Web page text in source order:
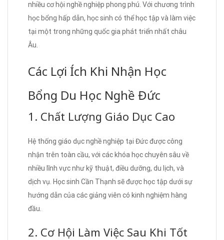
nhiều cơ hội nghề nghiệp phong phú. Với chương trình
học bổng hấp dẫn, học sinh có thể học tập và làm việc
tại một trong những quốc gia phát triển nhất châu
Âu.
Các Lợi Ích Khi Nhận Học
Bổng Du Học Nghề Đức
1. Chất Lượng Giáo Dục Cao
Hệ thống giáo dục nghề nghiệp tại Đức được công
nhận trên toàn cầu, với các khóa học chuyên sâu về
nhiều lĩnh vực như kỹ thuật, điều dưỡng, du lịch, và
dịch vụ. Học sinh Cần Thạnh sẽ được học tập dưới sự
hướng dẫn của các giảng viên có kinh nghiệm hàng
đầu.
2. Cơ Hội Làm Việc Sau Khi Tốt